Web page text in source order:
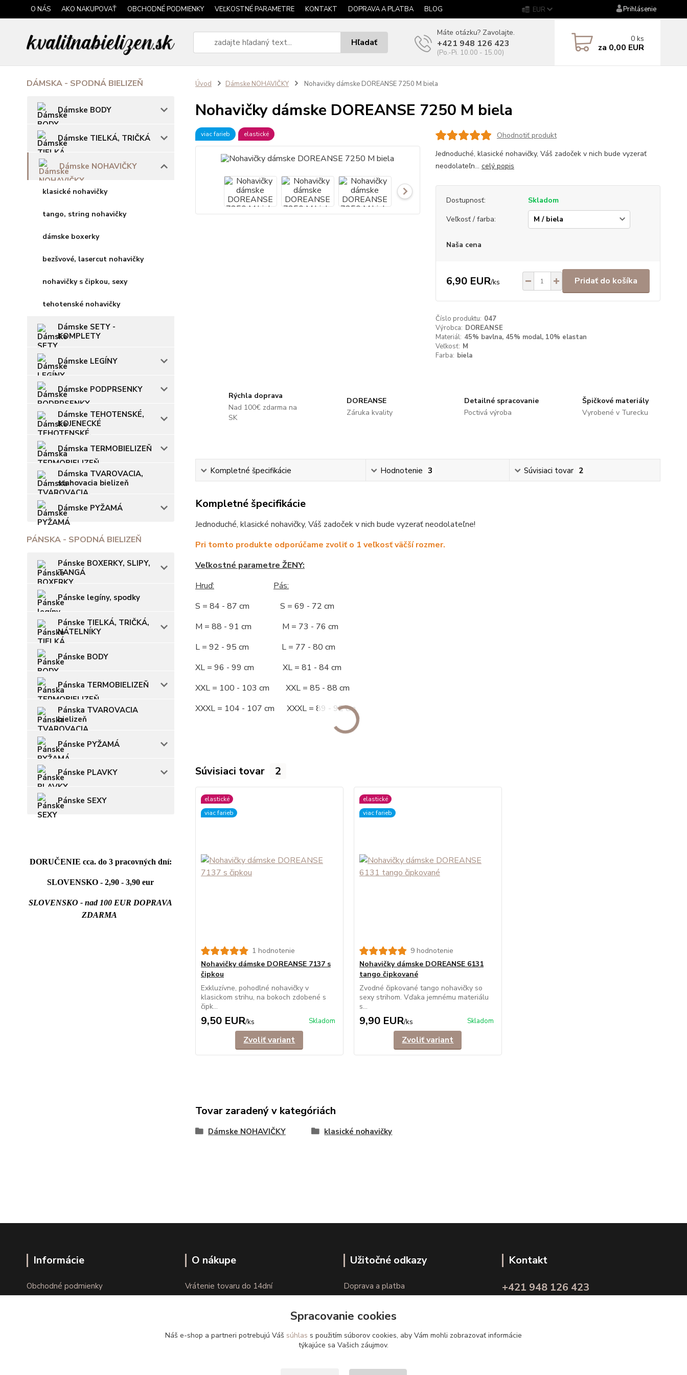
O NÁS AKO NAKUPOVAŤ OBCHODNÉ PODMIENKY VEĽKOSTNÉ PARAMETRE KONTAKT DOPRAVA A PLATBA BLOG EUR Prihlásenie
Hľadať
Máte otázku? Zavolajte.
+421 948 126 423
(Po.-Pi. 10.00 - 15.00)
0 ks
za 0,00 EUR
DÁMSKA - SPODNÁ BIELIZEŇ
Dámske BODY
Dámske TIELKÁ, TRIČKÁ
Dámske NOHAVIČKY
klasické nohavičky
tango, string nohavičky
dámske boxerky
bezšvové, lasercut nohavičky
nohavičky s čipkou, sexy
tehotenské nohavičky
Dámske SETY -
KOMPLETY
Dámske LEGÍNY
Dámske PODPRSENKY
Dámske TEHOTENSKÉ,
KOJENECKÉ
Dámska TERMOBIELIZEŇ
Dámska TVAROVACIA,
sťahovacia bielizeň
Dámske PYŽAMÁ
PÁNSKA - SPODNÁ BIELIZEŇ
Pánske BOXERKY, SLIPY,
TANGÁ
Pánske legíny, spodky
Pánske TIELKÁ, TRIČKÁ,
NÁTELNÍKY
Pánske BODY
Pánska TERMOBIELIZEŇ
Pánska TVAROVACIA
bielizeň
Pánske PYŽAMÁ
Pánske PLAVKY
Pánske SEXY
DORUČENIE cca. do 3 pracovných dní:
SLOVENSKO - 2,90 - 3,90 eur
SLOVENSKO - nad 100 EUR DOPRAVA
ZDARMA
Úvod Dámske NOHAVIČKY Nohavičky dámske DOREANSE 7250 M biela
Nohavičky dámske DOREANSE 7250 M biela
viac farieb elastické
Ohodnotiť produkt
Jednoduché, klasické nohavičky, Váš zadoček v nich bude vyzerať
neodolateľn... celý popis
Dostupnosť:
Skladom
Veľkosť / farba:
Naša cena
6,90 EUR/ks Pridať do košíka
Číslo produktu: 047
Výrobca: DOREANSE
Materiál: 45% bavlna, 45% modal, 10% elastan
Veľkosť: M
Farba: biela
Rýchla doprava
Nad 100€ zdarma na
SK
DOREANSE
Záruka kvality
Detailné spracovanie
Poctivá výroba
Špičkové materiály
Vyrobené v Turecku
Kompletné špecifikácie Hodnotenie 3 Súvisiaci tovar 2
Kompletné špecifikácie
Jednoduché, klasické nohavičky, Váš zadoček v nich bude vyzerať neodolateľne!
Pri tomto produkte odporúčame zvoliť o 1 veľkosť väčší rozmer.
Veľkostné parametre ŽENY:
Hruď:
Pás:
S = 84 - 87 cm S = 69 - 72 cm
M = 88 - 91 cm M = 73 - 76 cm
L = 92 - 95 cm L = 77 - 80 cm
XL = 96 - 99 cm XL = 81 - 84 cm
XXL = 100 - 103 cm XXL = 85 - 88 cm
XXXL = 104 - 107 cm XXXL = 89 - 92 cm
Súvisiaci tovar 2
elastické
viac farieb
1 hodnotenie
Nohavičky dámske DOREANSE 7137 s
čipkou
Exkluzívne, pohodlné nohavičky v
klasickom strihu, na bokoch zdobené s
čipk...
9,50 EUR/ks Skladom
Zvoliť variant
elastické
viac farieb
9 hodnotenie
Nohavičky dámske DOREANSE 6131
tango čipkované
Zvodné čipkované tango nohavičky so
sexy strihom. Vďaka jemnému materiálu
s...
9,90 EUR/ks Skladom
Zvoliť variant
Tovar zaradený v kategóriách
Dámske NOHAVIČKY klasické nohavičky
Informácie
Obchodné podmienky
O nákupe
Vrátenie tovaru do 14dní
Užitočné odkazy
Doprava a platba
Kontakt
+421 948 126 423
Spracovanie cookies
Náš e-shop a partneri potrebujú Váš súhlas s použitím súborov cookies, aby Vám mohli zobrazovať informácie
týkajúce sa Vašich záujmov.